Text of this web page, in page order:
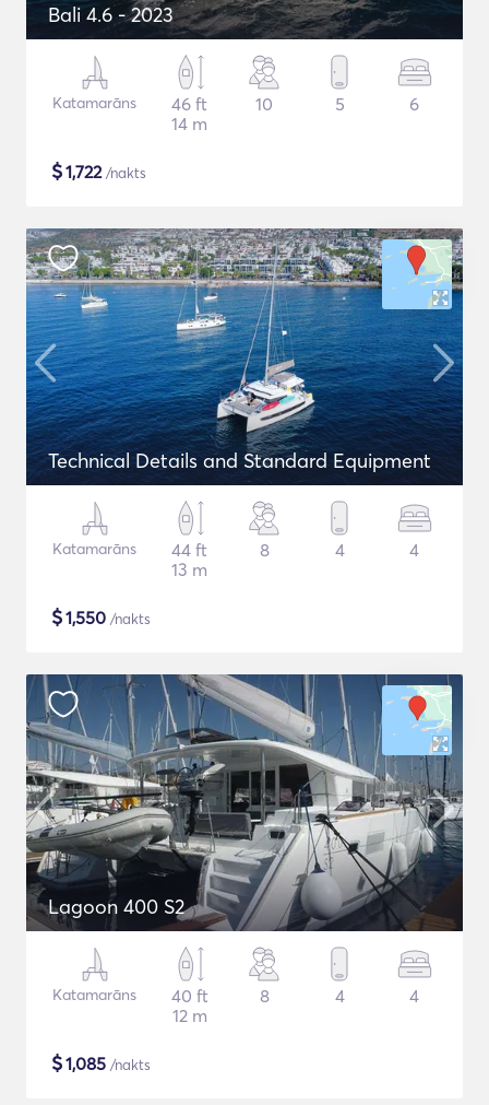
Bali 4.6 - 2023
Katamarāns
46 ft
14 m
10 5 6
$1,722/nakts
Technical Details and Standard Equipment
Katamarāns
44 ft
13 m
8 4 4
$1,550 /nakts
Lagoon 400 S2
Katamarāns
40 ft
12 m
8 4 4
$1,085 /nakts